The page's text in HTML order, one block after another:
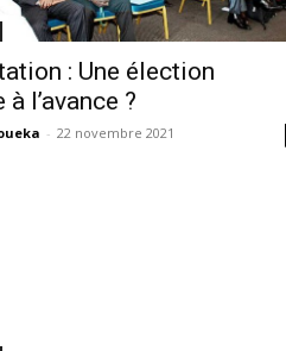
: Une élection
à l’avance ?
- 22 novembre 2021